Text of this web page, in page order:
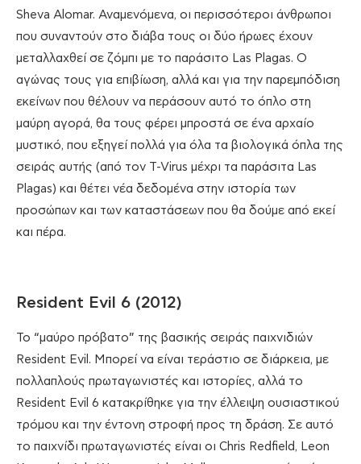
Sheva Alomar. Αναμενόμενα, οι περισσότεροι άνθρωποι
που συναντούν στο διάβα τους οι δύο ήρωες έχουν
μεταλλαχθεί σε ζόμπι με το παράσιτο Las Plagas. Ο
αγώνας τους για επιβίωση, αλλά και για την παρεμπόδιση
εκείνων που θέλουν να περάσουν αυτό το όπλο στη
μαύρη αγορά, θα τους φέρει μπροστά σε ένα αρχαίο
μυστικό, που εξηγεί πολλά για όλα τα βιολογικά όπλα της
σειράς αυτής (από τον T-Virus μέχρι τα παράσιτα Las
Plagas) και θέτει νέα δεδομένα στην ιστορία των
προσώπων και των καταστάσεων που θα δούμε από εκεί
και πέρα.
Resident Evil 6 (2012)
To “μαύρο πρόβατο” της βασικής σειράς παιχνιδιών
Resident Evil. Μπορεί να είναι τεράστιο σε διάρκεια, με
πολλαπλούς πρωταγωνιστές και ιστορίες, αλλά το
Resident Evil 6 κατακρίθηκε για την έλλειψη ουσιαστικού
τρόμου και την έντονη στροφή προς τη δράση. Σε αυτό
το παιχνίδι πρωταγωνιστές είναι οι Chris Redfield, Leon